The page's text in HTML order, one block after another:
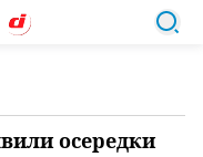
осередки